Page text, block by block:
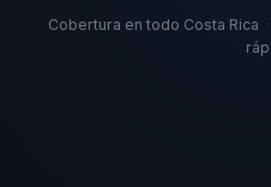
Cobertura en todo Costa Rica ·